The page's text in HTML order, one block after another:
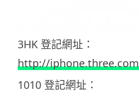
3HK 登記網址：
http://
1010 登記網址：